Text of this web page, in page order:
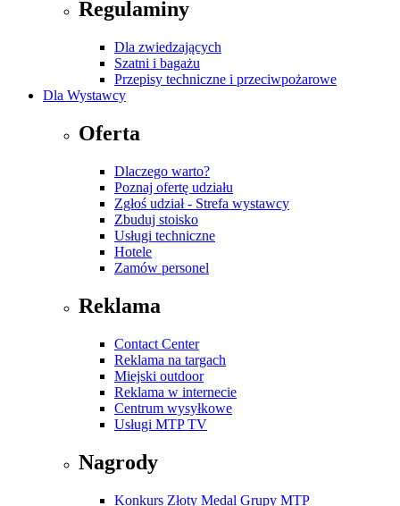
Regulaminy
Dla zwiedzających
Szatni i bagażu
Przepisy techniczne i przeciwpożarowe
Dla Wystawcy
Oferta
Dlaczego warto?
Poznaj ofertę udziału
Zgłoś udział - Strefa wystawcy
Zbuduj stoisko
Usługi techniczne
Hotele
Zamów personel
Reklama
Contact Center
Reklama na targach
Miejski outdoor
Reklama w internecie
Centrum wysyłkowe
Usługi MTP TV
Nagrody
Konkurs Złoty Medal Grupy MTP